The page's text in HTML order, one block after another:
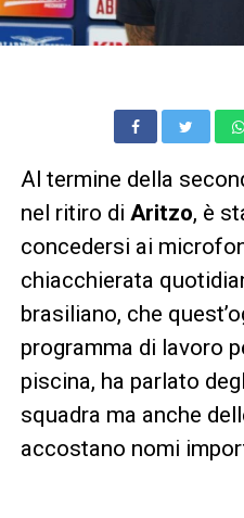
Al termine della
nel ritiro di Aritzo, è
concedersi ai
chiacchierata
brasiliano, che
programma di lavoro
piscina, ha parlato
squadra ma anche
accostano nomi